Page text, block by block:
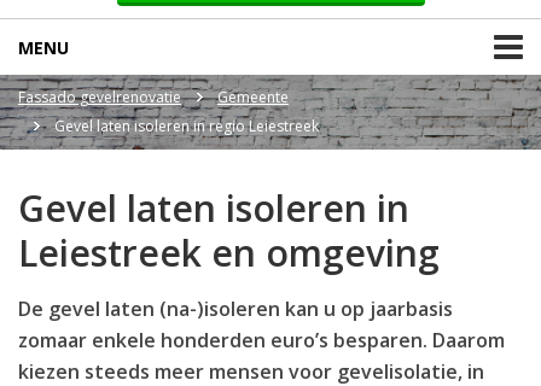
MENU
Fassado gevelrenovatie
Gemeente
Gevel laten isoleren in regio Leiestreek
Gevel laten isoleren in
Leiestreek en omgeving
De gevel laten (na-)isoleren kan u op jaarbasis
zomaar enkele honderden euro’s besparen. Daarom
kiezen steeds meer mensen voor gevelisolatie, in